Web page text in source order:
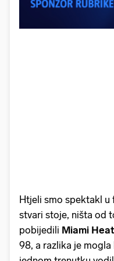
Htjeli smo spektakl u
stvari stoje, ništa od
pobijedili Miami Heat
98, a razlika je